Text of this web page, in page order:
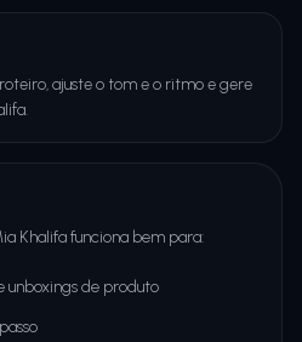
ajuste o tom e o ritmo e gere
Khalifa funciona bem para:
unboxings de produto